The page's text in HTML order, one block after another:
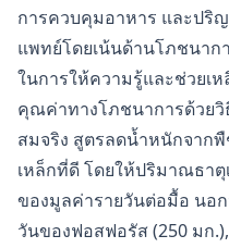
การควบคุมอาหาร และปริ
แพทย์โดยเน้นด้านโภชนาก
ในการให้ความรู้และช่วยเ
คุณค่าทางโภชนาการด้วยวิ
สมจริง สูตรลดน้ำหนักจาก
เหล็กที่ดี โดยให้ปริมาณธา
ของมูลค่ารายวันต่อมื้อ นอ
วันของฟอสฟอรัส (250 มก